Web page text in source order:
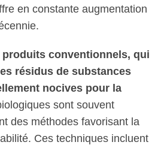
en constante augmentation
conventionnels, qui
résidus de substances
nocives pour la
sont souvent
des méthodes favorisant la
Ces techniques incluent